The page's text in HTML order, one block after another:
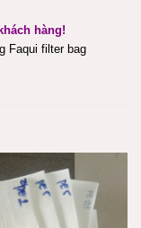
hàng!
Faqui filter bag